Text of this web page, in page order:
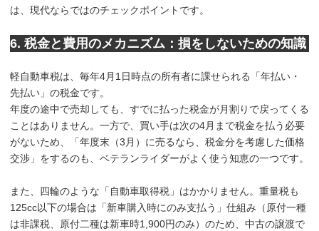
は、現代ならではのチェックポイントです。
6. 税金と費用のメカニズム：損をしないための知識
軽自動車税は、毎年4月1日時点の所有者に課せられる「年払い・
先払い」の税金です。
年度の途中で売却しても、すでに払った税金が月割りで戻ってくる
ことはありません。一方で、買い手は次の4月まで税金を払う必要
がないため、「年度末（3月）に売るなら、税金分を考慮した価格
交渉」をするのも、ベテランライダーがよく使う知恵の一つです。
また、四輪のような「自動車取得税」はかかりません。重量税も
125cc以下の場合は「新車購入時にのみ支払う」仕組み（原付一種
は非課税、原付二種は新車時1,900円のみ）のため、中古の譲渡で